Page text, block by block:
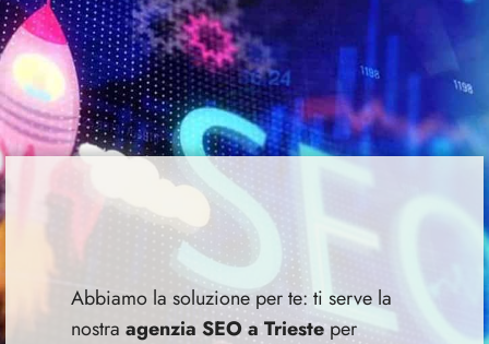
Abbiamo la soluzione per te: ti serve la
nostra agenzia SEO a Triesteper